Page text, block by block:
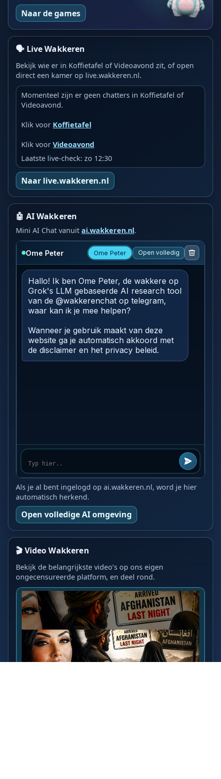
Naar de games
🗣️ Live Wakkeren
Bekijk wie er in Koffietafel of Videoavond zit, of open
direct een kamer op live.wakkeren.nl.
Momenteel zijn er geen chatters in Koffietafel of
Videoavond.
Klik voor Koffietafel
Klik voorVideoavond
Laatste live-check: zo 12:30
Naar live.wakkeren.nl
🤖 AI Wakkeren
Mini AI Chat vanuitai.wakkeren.nl.
Als je al bent ingelogd op ai.wakkeren.nl, word je hier
automatisch herkend.
Open volledige AI omgeving
🎬 Video Wakkeren
Bekijk de belangrijkste video’s op ons eigen
ongecensureerde platform, en deel rond.